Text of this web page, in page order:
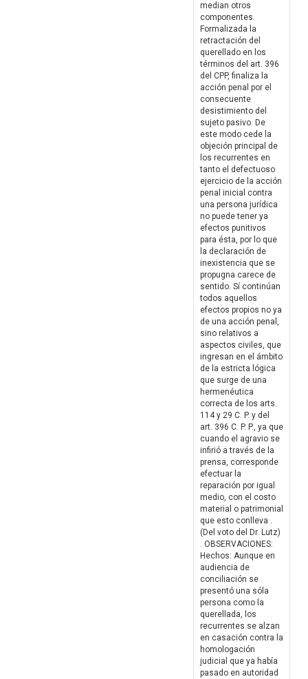
median otros
componentes.
Formalizada la
retractación del
querellado en los
términos del art. 396
del CPP, finaliza la
acción penal por el
consecuente
desistimiento del
sujeto pasivo. De
este modo cede la
objeción principal de
los recurrentes en
tanto el defectuoso
ejercicio de la acción
penal inicial contra
una persona jurídica
no puede tener ya
efectos punitivos
para ésta, por lo que
la declaración de
inexistencia que se
propugna carece de
sentido. Sí continúan
todos aquellos
efectos propios no ya
de una acción penal,
sino relativos a
aspectos civiles, que
ingresan en el ámbito
de la estricta lógica
que surge de una
hermenéutica
correcta de los arts.
114 y 29 C. P. y del
art. 396 C. P. P., ya que
cuando el agravio se
infirió a través de la
prensa, corresponde
efectuar la
reparación por igual
medio, con el costo
material o patrimonial
que esto conlleva .
(Del voto del Dr. Lutz)
. OBSERVACIONES:
Hechos: Aunque en
audiencia de
conciliación se
presentó una sóla
persona como la
querellada, los
recurrentes se alzan
en casación contra la
homologación
judicial que ya había
pasado en autoridad